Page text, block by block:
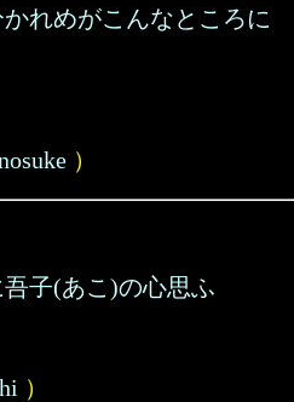
れめがこんなところに
）
子(あこ)の心思ふ
）